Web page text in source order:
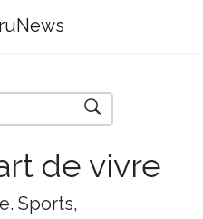
de vivre
Sports,